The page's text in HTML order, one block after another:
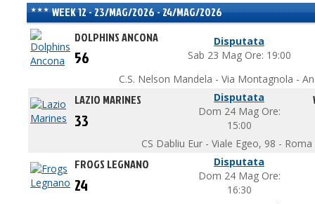
WEEK 12 - 23/MAG/2026 - 24/MAG/2026
DOLPHINS ANCONA
Disputata
Sab 23 Mag Ore: 19:00
56
C.S. Nelson Mandela - Via Montagnola -
LAZIO MARINES
Disputata
Dom 24 Mag Ore:
15:00
33
CS Dabliu Eur - Viale Egeo, 98 - Roma
FROGS LEGNANO
Disputata
Dom 24 Mag Ore:
16:30
24